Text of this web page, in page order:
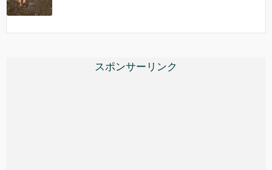
スポンサーリンク